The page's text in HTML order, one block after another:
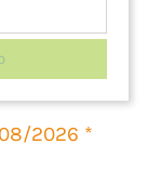
2026 *